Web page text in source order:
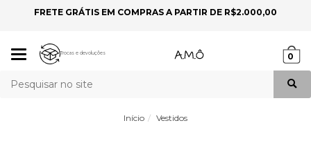
FRETE GRÁTIS EM COMPRAS A PARTIR DE R$2.000,00
Mudar
Trocas e devoluções 0
Início Vestidos